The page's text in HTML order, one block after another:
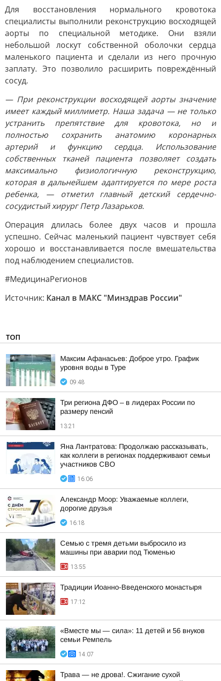
Для восстановления нормального кровотока
специалисты выполнили реконструкцию восходящей
аорты по специальной методике. Они взяли
небольшой лоскут собственной оболочки сердца
маленького пациента и сделали из него прочную
заплату. Это позволило расширить повреждённый
сосуд.
— При реконструкции восходящей аорты значение
имеет каждый миллиметр. Наша задача — не только
устранить препятствие для кровотока, но и
полностью сохранить анатомию коронарных
артерий и функцию сердца. Использование
собственных тканей пациента позволяет создать
максимально физиологичную реконструкцию,
которая в дальнейшем адаптируется по мере роста
ребенка, — отметил главный детский сердечно-
сосудистый хирург Петр Лазарьков.
Операция длилась более двух часов и прошла
успешно. Сейчас маленький пациент чувствует себя
хорошо и восстанавливается после вмешательства
под наблюдением специалистов.
#МедицинаРегионов
Источник: Канал в МАКС "Минздрав России"
ТОП
Максим Афанасьев: Доброе утро. График
уровня воды в Туре
09:48
Три региона ДФО – в лидерах России по
размеру пенсий
13:21
Яна Лантратова: Продолжаю рассказывать,
как коллеги в регионах поддерживают семьи
участников СВО
16:06
Александр Моор: Уважаемые коллеги,
дорогие друзья
16:18
Семью с тремя детьми выбросило из
машины при аварии под Тюменью
13:55
Традиции Иоанно-Введенского монастыря
17:12
«Вместе мы — сила»: 11 детей и 56 внуков
семьи Ремпель
14:07
Трава — не дрова!. Сжигание сухой